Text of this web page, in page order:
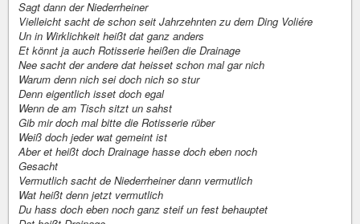
Sagt dann der Niederrheiner
Vielleicht sacht de schon seit Jahrzehnten zu dem Ding Voliére
Un in Wirklichkeit heißt dat ganz anders
Et könnt ja auch Rotisserie heißen die Drainage
Nee sacht der andere dat heisset schon mal gar nich
Warum denn nich sei doch nich so stur
Denn eigentlich isset doch egal
Wenn de am Tisch sitzt un sahst
Gib mir doch mal bitte die Rotisserie rüber
Weiß doch jeder wat gemeint ist
Aber et heißt doch Drainage hasse doch eben noch
Gesacht
Vermutlich sacht de Niederrheiner dann vermutlich
Wat heißt denn jetzt vermutlich
Du hass doch eben noch ganz steif un fest behauptet